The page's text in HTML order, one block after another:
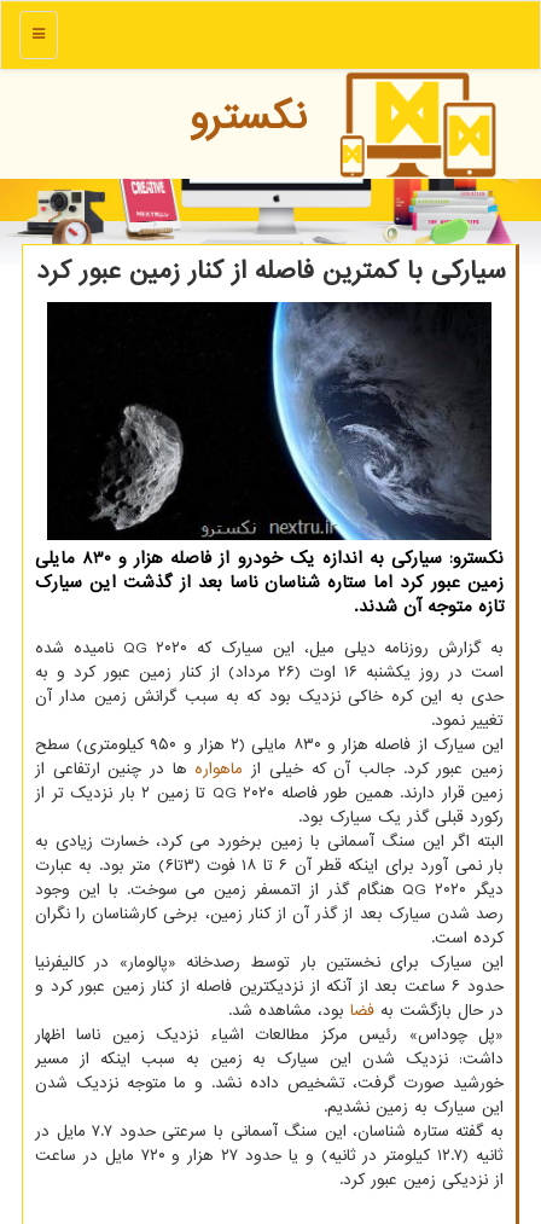
منو
نكسترو
سیاركی با كمترین فاصله از كنار زمین عبور كرد
نكسترو: سیاركی به اندازه یك خودرو از فاصله هزار و 830 مایلی
زمین عبور كرد اما ستاره شناسان ناسا بعد از گذشت این سیارك
تازه متوجه آن شدند.
به گزارش روزنامه دیلی میل، این سیارک که ۲۰۲۰ QG نامیده شده
است در روز یکشنبه ۱۶ اوت (۲۶ مرداد) از کنار زمین عبور کرد و به
حدی به این کره خاکی نزدیک بود که به سبب گرانش زمین مدار آن
تغییر نمود.
این سیارک از فاصله هزار و ۸۳۰ مایلی (۲ هزار و ۹۵۰ کیلومتری) سطح
زمین عبور کرد. جالب آن که خیلی از ماهواره ها در چنین ارتفاعی از
زمین قرار دارند. همین طور فاصله ۲۰۲۰ QG تا زمین ۲ بار نزدیک تر از
رکورد قبلی گذر یک سیارک بود.
البته اگر این سنگ آسمانی با زمین برخورد می کرد، خسارت زیادی به
بار نمی آورد برای اینکه قطر آن ۶ تا ۱۸ فوت (۳تا۶) متر بود. به عبارت
دیگر ۲۰۲۰ QG هنگام گذر از اتمسفر زمین می سوخت. با این وجود
رصد شدن سیارک بعد از گذر آن از کنار زمین، برخی کارشناسان را نگران
کرده است.
این سیارک برای نخستین بار توسط رصدخانه «پالومار» در کالیفرنیا
حدود ۶ ساعت بعد از آنکه از نزدیکترین فاصله از کنار زمین عبور کرد و
در حال بازگشت به فضا بود، مشاهده شد.
«پل چوداس» رئیس مرکز مطالعات اشیاء نزدیک زمین ناسا اظهار
داشت: نزدیک شدن این سیارک به زمین به سبب اینکه از مسیر
خورشید صورت گرفت، تشخیص داده نشد. و ما متوجه نزدیک شدن
این سیارک به زمین نشدیم.
به گفته ستاره شناسان، این سنگ آسمانی با سرعتی حدود ۷.۷ مایل در
ثانیه (۱۲.۷ کیلومتر در ثانیه) و یا حدود ۲۷ هزار و ۷۲۰ مایل در ساعت
از نزدیکی زمین عبور کرد.